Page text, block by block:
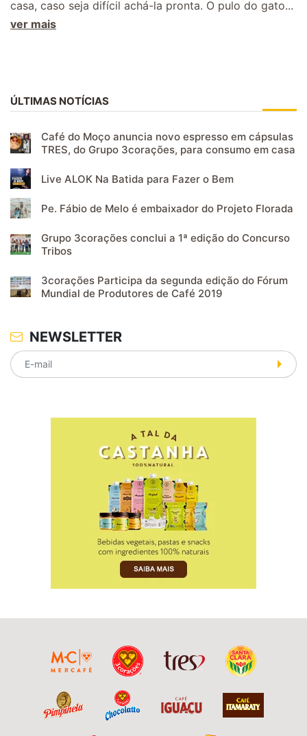
casa, caso seja difícil achá-la pronta. O pulo do gato...
ver mais
ÚLTIMAS NOTÍCIAS
Café do Moço anuncia novo espresso em cápsulas
TRES, do Grupo 3corações, para consumo em casa
Live ALOK Na Batida para Fazer o Bem
Pe. Fábio de Melo é embaixador do Projeto Florada
Grupo 3corações conclui a 1ª edição do Concurso
Tribos
3corações Participa da segunda edição do Fórum
Mundial de Produtores de Café 2019
NEWSLETTER